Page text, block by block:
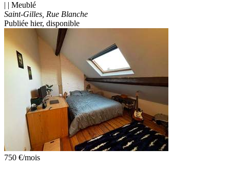
| | Meublé
Saint-Gilles, Rue Blanche
Publiée hier, disponible
750 €/mois